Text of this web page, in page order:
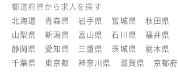
都道府県から求人を探す
北海道
青森県 岩手県 宮城県 秋田県
山梨県
新潟県 富山県 石川県 福井県
静岡県
愛知県 三重県 茨城県 栃木県
千葉県
東京都 神奈川県 滋賀県 京都府